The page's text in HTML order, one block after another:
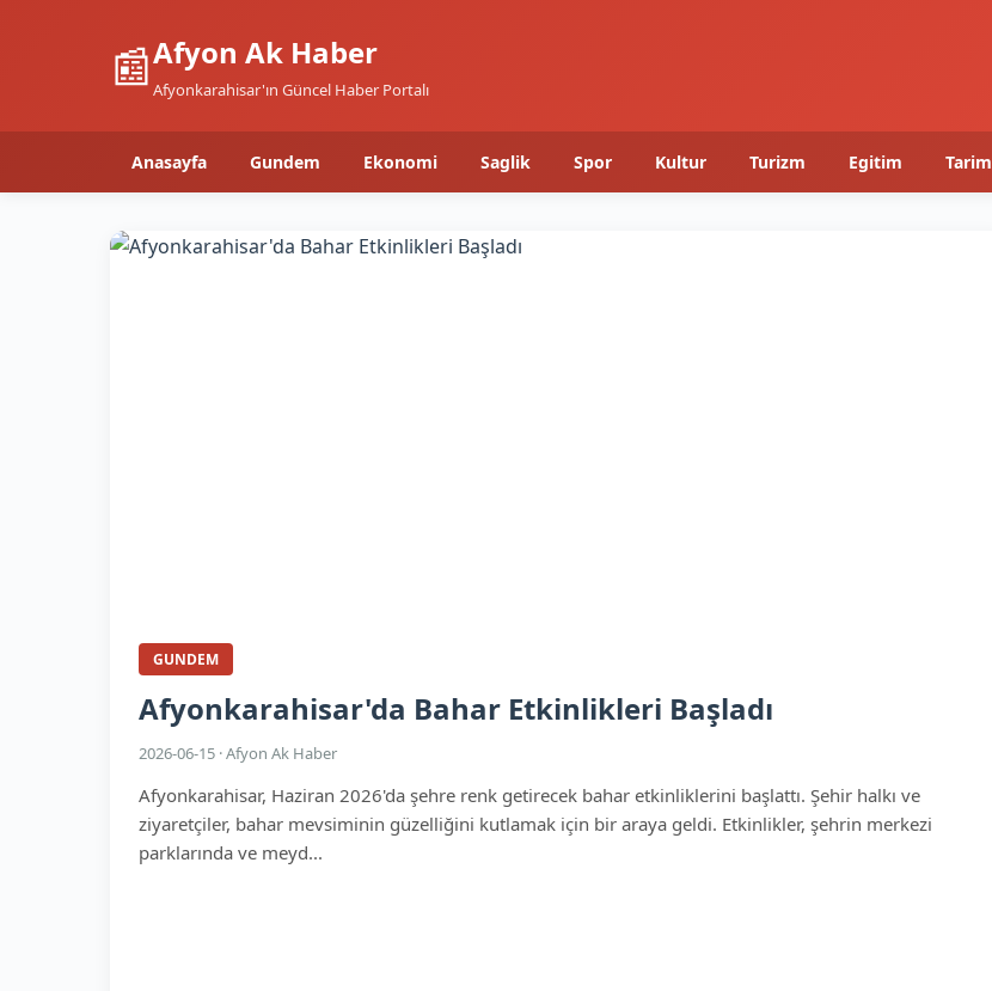
📰Afyon Ak Haber
Afyonkarahisar'ın Güncel Haber Portalı
Anasayfa Gundem Ekonomi Saglik Spor Kultur Turizm Egitim Tarim
GUNDEM
Afyonkarahisar'da Bahar Etkinlikleri Başladı
2026-06-15 · Afyon Ak Haber
Afyonkarahisar, Haziran 2026'da şehre renk getirecek bahar etkinliklerini başlattı. Şehir halkı ve
ziyaretçiler, bahar mevsiminin güzelliğini kutlamak için bir araya geldi. Etkinlikler, şehrin merkezi
parklarında ve meyd...